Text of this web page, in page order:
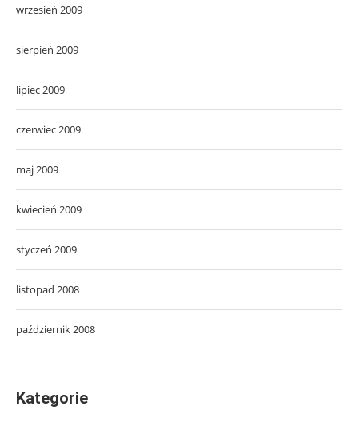
wrzesień 2009
sierpień 2009
lipiec 2009
czerwiec 2009
maj 2009
kwiecień 2009
styczeń 2009
listopad 2008
październik 2008
Kategorie